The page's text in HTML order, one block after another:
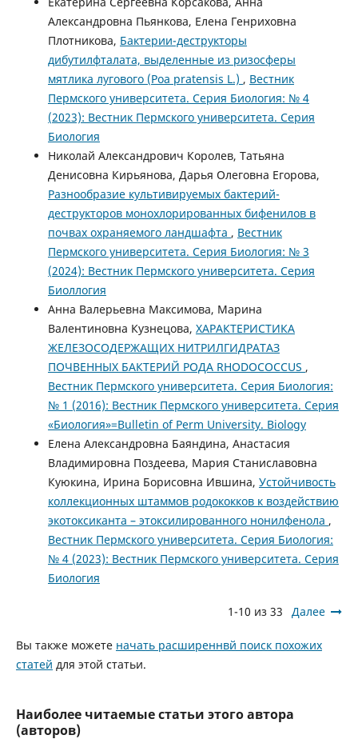
Александровна Пьянкова, Елена Генриховна
Плотникова, Бактерии-деструкторы
дибутилфталата, выделенные из ризосферы
мятлика лугового (Poa pratensis L.) , Вестник
Пермского университета. Серия Биология: № 4
(2023): Вестник Пермского университета. Серия
Биология
Николай Александрович Королев, Татьяна
Денисовна Кирьянова, Дарья Олеговна Егорова,
Разнообразие культивируемых бактерий-
деструкторов монохлорированных бифенилов в
почвах охраняемого ландшафта , Вестник
Пермского университета. Серия Биология: № 3
(2024): Вестник Пермского университета. Серия
Биоллогия
Анна Валерьевна Максимова, Марина
Валентиновна Кузнецова, ХАРАКТЕРИСТИКА
ЖЕЛЕЗОСОДЕРЖАЩИХ НИТРИЛГИДРАТАЗ
ПОЧВЕННЫХ БАКТЕРИЙ РОДА RHODOCOCCUS ,
Вестник Пермского университета. Серия Биология:
№ 1 (2016): Вестник Пермского университета. Серия
«Биология»=Bulletin of Perm University. Biology
Елена Александровна Баяндина, Анастасия
Владимировна Поздеева, Мария Станиславовна
Куюкина, Ирина Борисовна Ившина, Устойчивость
коллекционных штаммов родококков к воздействию
экотоксиканта – этоксилированного нонилфенола ,
Вестник Пермского университета. Серия Биология:
№ 4 (2023): Вестник Пермского университета. Серия
Биология
1-10 из 33 Далее
Вы также можете начать расширеннвй поиск похожих
статей для этой статьи.
Наиболее читаемые статьи этого автора
(авторов)